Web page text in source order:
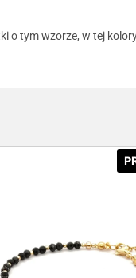
o tym wzorze, w tej